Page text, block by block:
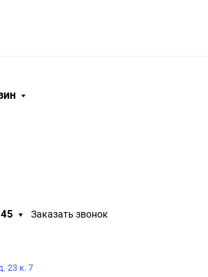
Заказать звонок
23 к. 7